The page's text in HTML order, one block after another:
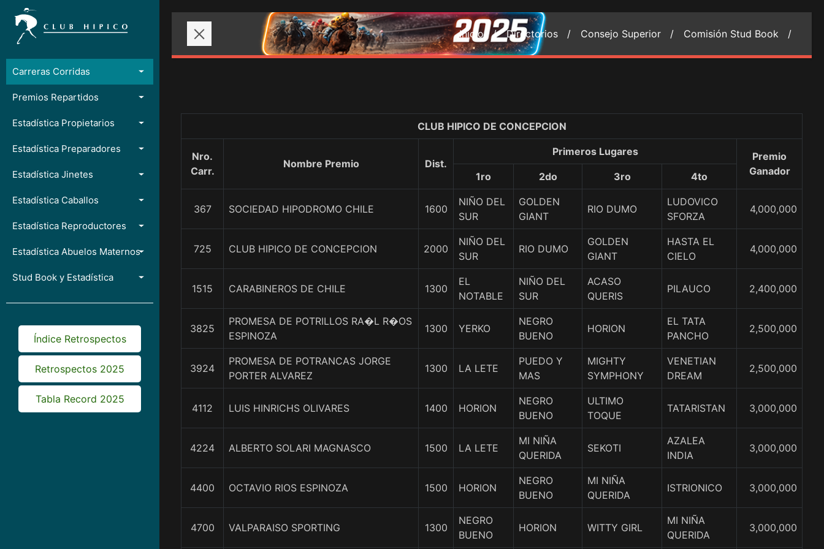
Carreras Corridas
Premios Repartidos
Estadística Propietarios
Estadística Preparadores
Estadística Jinetes
Estadística Caballos
Estadística Reproductores
Estadística Abuelos Maternos
Stud Book y Estadística
Índice Retrospectos
Retrospectos 2025
Tabla Record 2025
Inicio / Directorios / Consejo Superior / Comisión Stud Book /
CLUB HIPICO DE CONCEPCION
Nro.
Carr.
Nombre Premio Dist.
Primeros Lugares
Premio
Ganador
1ro 2do 3ro 4to
367 SOCIEDAD HIPODROMO CHILE 1600
NIÑO DEL
SUR
GOLDEN
GIANT
RIO DUMO
LUDOVICO
SFORZA
4,000,000
725 CLUB HIPICO DE CONCEPCION 2000
NIÑO DEL
SUR
RIO DUMO
GOLDEN
GIANT
HASTA EL
CIELO
4,000,000
1515 CARABINEROS DE CHILE 1300
EL
NOTABLE
NIÑO DEL
SUR
ACASO
QUERIS
PILAUCO 2,400,000
3825
PROMESA DE POTRILLOS RA�L R�OS
ESPINOZA
1300 YERKO
NEGRO
BUENO
HORION
EL TATA
PANCHO
2,500,000
3924
PROMESA DE POTRANCAS JORGE
PORTER ALVAREZ
1300 LA LETE
PUEDO Y
MAS
MIGHTY
SYMPHONY
VENETIAN
DREAM
2,500,000
4112 LUIS HINRICHS OLIVARES 1400 HORION
NEGRO
BUENO
ULTIMO
TOQUE
TATARISTAN 3,000,000
4224 ALBERTO SOLARI MAGNASCO 1500 LA LETE
MI NIÑA
QUERIDA
SEKOTI
AZALEA
INDIA
3,000,000
4400 OCTAVIO RIOS ESPINOZA 1500 HORION
NEGRO
BUENO
MI NIÑA
QUERIDA
ISTRIONICO 3,000,000
4700 VALPARAISO SPORTING 1300
NEGRO
BUENO
HORION WITTY GIRL
MI NIÑA
QUERIDA
3,000,000